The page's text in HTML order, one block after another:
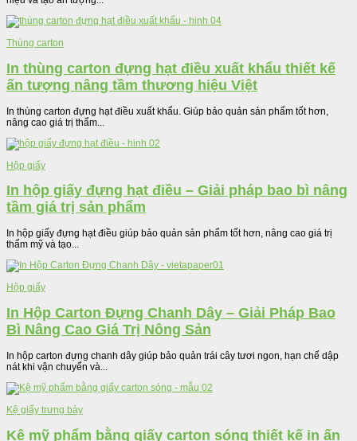
Thùng carton
In thùng carton đựng hạt điều xuất khẩu thiết kế
ấn tượng nâng tầm thương hiệu Việt
In thùng carton đựng hạt điều xuất khẩu. Giúp bảo quản sản phẩm tốt hơn,
nâng cao giá trị thẩm...
Hộp giấy
In hộp giấy đựng hạt điều – Giải pháp bao bì nâng
tầm giá trị sản phẩm
In hộp giấy đựng hạt điều giúp bảo quản sản phẩm tốt hơn, nâng cao giá trị
thẩm mỹ và tạo...
Hộp giấy
In Hộp Carton Đựng Chanh Dây – Giải Pháp Bao
Bì Nâng Cao Giá Trị Nông Sản
In hộp carton đựng chanh dây giúp bảo quản trái cây tươi ngon, hạn chế dập
nát khi vận chuyển và...
Kệ giấy trưng bày
Kệ mỹ phẩm bằng giấy carton sóng thiết kế in ấn